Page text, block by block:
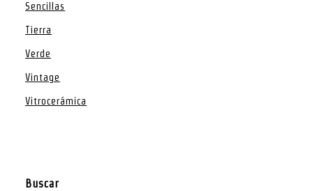
Sencillas
Tierra
Verde
Vintage
Vitrocerámica
Buscar